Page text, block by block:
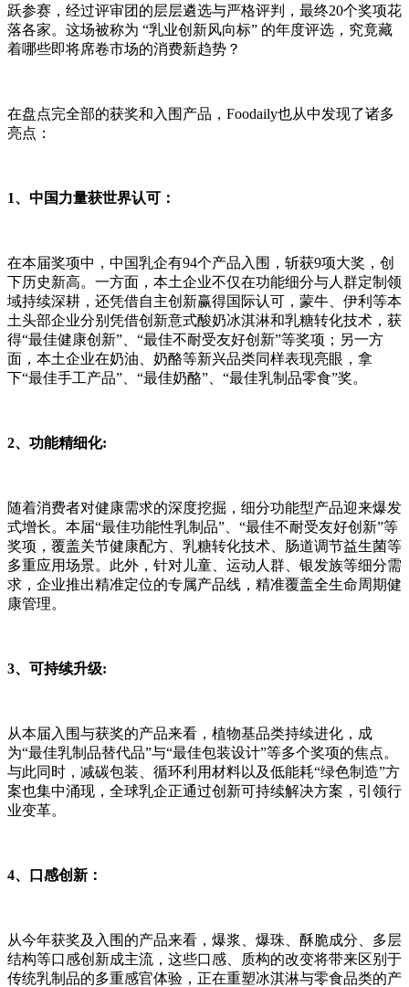
跃参赛，经过评审团的层层遴选与严格评判，最终20个奖项花
落各家。这场被称为 “乳业创新风向标” 的年度评选，究竟藏
着哪些即将席卷市场的消费新趋势？
在盘点完全部的获奖和入围产品，Foodaily也从中发现了诸多
亮点：
1、中国力量获世界认可：
在本届奖项中，中国乳企有94个产品入围，斩获9项大奖，创
下历史新高。一方面，本土企业不仅在功能细分与人群定制领
域持续深耕，还凭借自主创新赢得国际认可，蒙牛、伊利等本
土头部企业分别凭借创新意式酸奶冰淇淋和乳糖转化技术，获
得“最佳健康创新”、“最佳不耐受友好创新”等奖项；另一方
面，本土企业在奶油、奶酪等新兴品类同样表现亮眼，拿
下“最佳手工产品”、“最佳奶酪”、“最佳乳制品零食”奖。
2、 功能精细化:
随着消费者对健康需求的深度挖掘，细分功能型产品迎来爆发
式增长。本届“最佳功能性乳制品”、“最佳不耐受友好创新”等
奖项，覆盖关节健康配方、乳糖转化技术、肠道调节益生菌等
多重应用场景。此外，针对儿童、运动人群、银发族等细分需
求，企业推出精准定位的专属产品线，精准覆盖全生命周期健
康管理。
3、 可持续升级:
从本届入围与获奖的产品来看，植物基品类持续进化，成
为“最佳乳制品替代品”与“最佳包装设计”等多个奖项的焦点。
与此同时，减碳包装、循环利用材料以及低能耗“绿色制造”方
案也集中涌现，全球乳企正通过创新可持续解决方案，引领行
业变革。
4、 口感创新 ：
从今年获奖及入围的产品来看，爆浆、爆珠、酥脆成分、多层
结构等口感创新成主流，这些口感、质构的改变将带来区别于
传统乳制品的多重感官体验，正在重塑冰淇淋与零食品类的产